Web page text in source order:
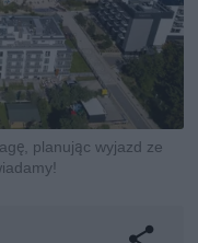
planując wyjazd ze